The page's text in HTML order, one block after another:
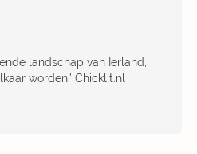
landschap van Ierland,
worden.’ Chicklit.nl